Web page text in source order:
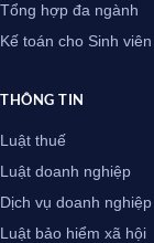
Tổng hợp đa ngành
Kế toán cho Sinh viên
THÔNG TIN
Luật thuế
Luật doanh nghiệp
Dịch vụ doanh nghiệp
Luật bảo hiểm xã hội